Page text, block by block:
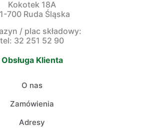
Kokotek 18A
700 Ruda Śląska
/ plac składowy:
tel: 32 251 52 90
Obsługa Klienta
O nas
Zamówienia
Adresy